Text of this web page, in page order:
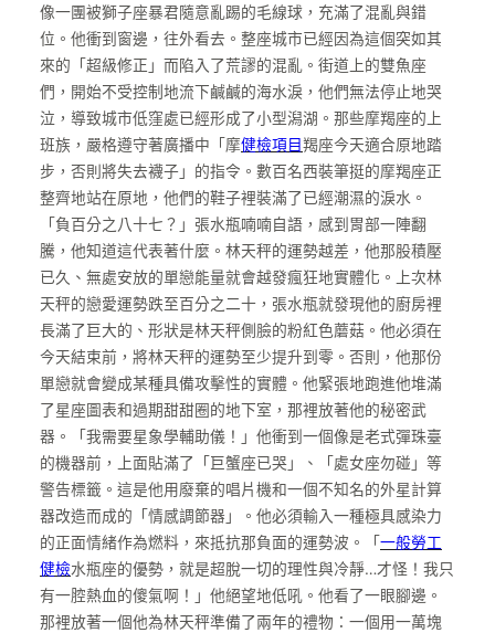
像一團被獅子座暴君隨意亂踢的毛線球，充滿了混亂與錯
位。他衝到窗邊，往外看去。整座城市已經因為這個突如其
來的「超級修正」而陷入了荒謬的混亂。街道上的雙魚座
們，開始不受控制地流下鹹鹹的海水淚，他們無法停止地哭
泣，導致城市低窪處已經形成了小型潟湖。那些摩羯座的上
班族，嚴格遵守著廣播中「摩健檢項目羯座今天適合原地踏
步，否則將失去襪子」的指令。數百名西裝筆挺的摩羯座正
整齊地站在原地，他們的鞋子裡裝滿了已經潮濕的淚水。
「負百分之八十七？」張水瓶喃喃自語，感到胃部一陣翻
騰，他知道這代表著什麼。林天秤的運勢越差，他那股積壓
已久、無處安放的單戀能量就會越發瘋狂地實體化。上次林
天秤的戀愛運勢跌至百分之二十，張水瓶就發現他的廚房裡
長滿了巨大的、形狀是林天秤側臉的粉紅色蘑菇。他必須在
今天結束前，將林天秤的運勢至少提升到零。否則，他那份
單戀就會變成某種具備攻擊性的實體。他緊張地跑進他堆滿
了星座圖表和過期甜甜圈的地下室，那裡放著他的秘密武
器。「我需要星象學輔助儀！」他衝到一個像是老式彈珠臺
的機器前，上面貼滿了「巨蟹座已哭」、「處女座勿碰」等
警告標籤。這是他用廢棄的唱片機和一個不知名的外星計算
器改造而成的「情感調節器」。他必須輸入一種極具感染力
的正面情緒作為燃料，來抵抗那負面的運勢波。「 一般勞工
健檢水瓶座的優勢，就是超脫一切的理性與冷靜…才怪！我只
有一腔熱血的傻氣啊！」他絕望地低吼。他看了一眼腳邊。
那裡放著一個他為林天秤準備了兩年的禮物：一個用一萬塊